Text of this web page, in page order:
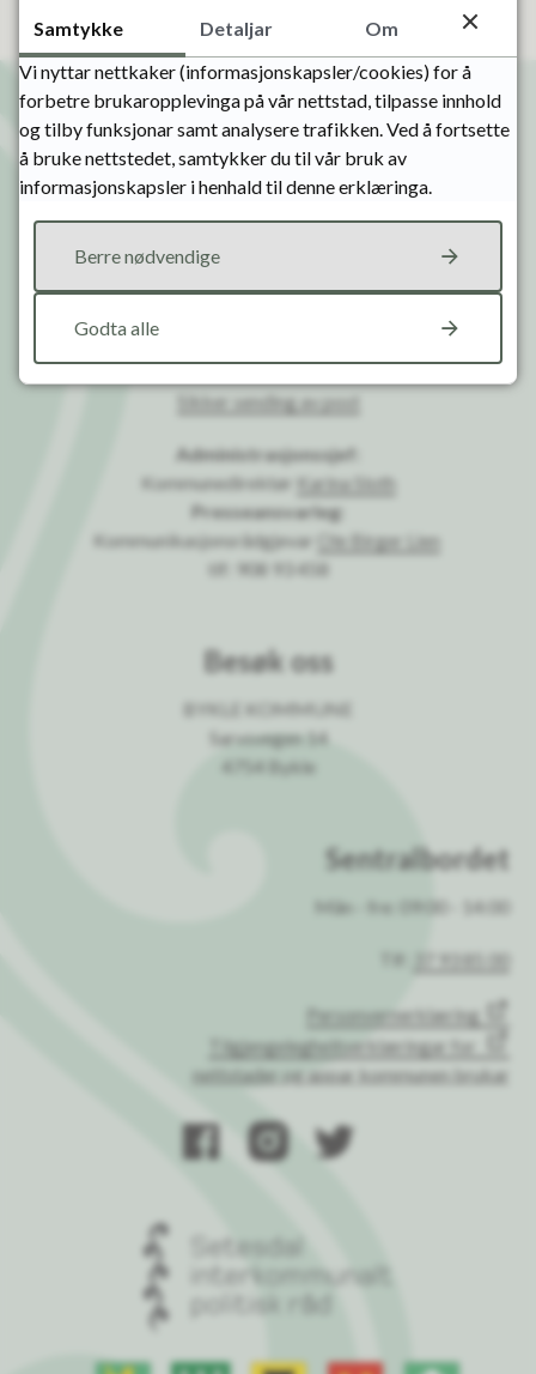
Kontakt oss
Org.nr.: 958 814 968 - Kommunenummer 4222
fakturamottak@bykle.kommune.no
Sikker sending av post
Administrasjonssjef:
Kommunedirektør Karina Sloth
Presseansvarleg:
Kommunikasjonsrådgjevar
Ole Birger Lien
tlf: 908 93 458
Besøk oss
BYKLE KOMMUNE
Sarvsvegen 14
4754 Bykle
Sentralbordet
Mån - fre: 09:00 - 14:00
Tlf: 37 93 85 00
Personvernerklæring
Tilgjengelegheitserklæringar for
nettstader og appar kommunen brukar
Samtykke Detaljar
Om
Vi nyttar nettkaker (informasjonskapsler/cookies) for å
forbetre brukaropplevinga på vår nettstad, tilpasse innhold
og tilby funksjonar samt analysere trafikken. Ved å fortsette
å bruke nettstedet, samtykker du til vår bruk av
informasjonskapsler i henhald til denne erklæringa.
Berre nødvendige
Godta alle